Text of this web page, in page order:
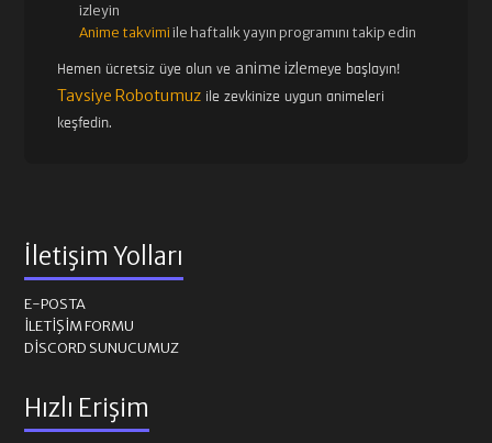
izleyin
Anime takvimi ile haftalık yayın programını takip edin
Hemen ücretsiz üye olun ve anime izlemeye başlayın!
Tavsiye Robotumuz ile zevkinize uygun animeleri
keşfedin.
İletişim Yolları
E-POSTA
İLETIŞIM FORMU
DISCORD SUNUCUMUZ
Hızlı Erişim